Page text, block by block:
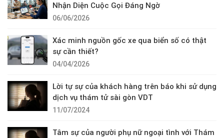
Nhận Diện Cuộc Gọi Đáng Ngờ
06/06/2026
Xác minh nguồn gốc xe qua biển số có thật
sự cần thiết?
04/04/2026
Lời tự sự của khách hàng trên báo khi sử dụng
dịch vụ thám tử sài gòn VDT
11/07/2024
Tâm sự của người phụ nữ ngoại tình với Thám